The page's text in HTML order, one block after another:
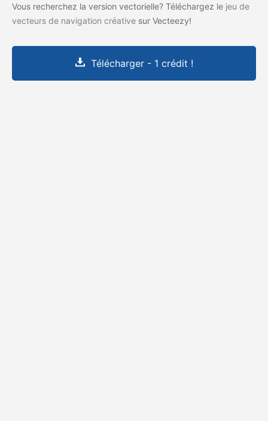
Vous recherchez la version vectorielle? Téléchargez le jeu de
vecteurs de navigation créative sur Vecteezy!
Télécharger - 1 crédit !